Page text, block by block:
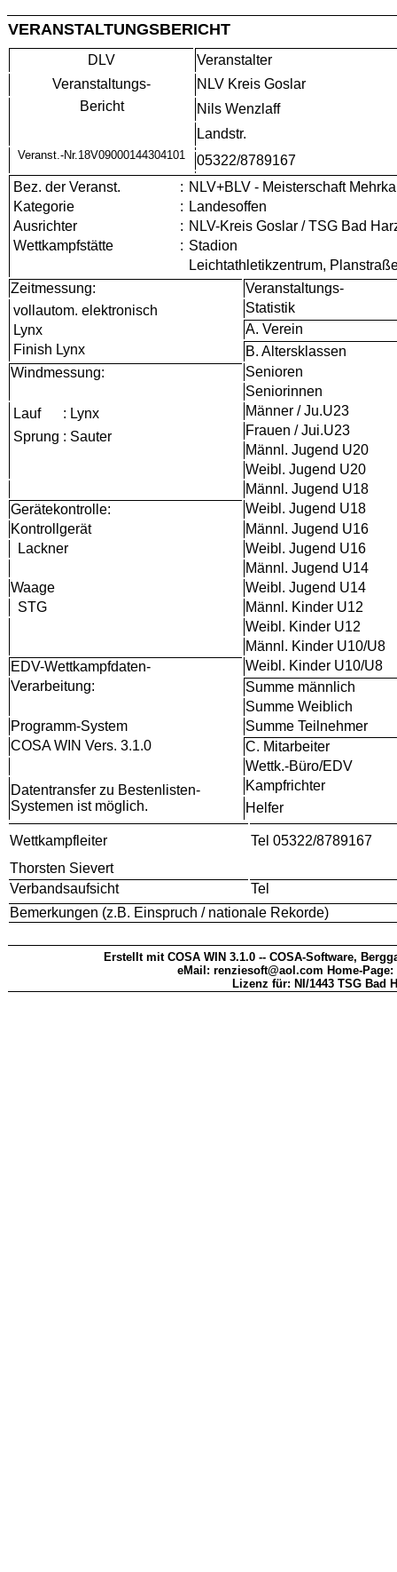
VERANSTALTUNGSBERICHT
DLV
Veranstalter
Veranstaltungs-
NLV Kreis Goslar
Bericht
Nils Wenzlaff
Landstr.
Veranst.-Nr.18V09000144304101
05322/8789167
Bez. der Veranst.
: NLV+BLV - Meisterschaft
Kategorie
: Landesoffen
Ausrichter
: NLV-Kreis Goslar / TSG Bad
Wettkampfstätte
: Stadion
Leichtathletikzentrum,
Zeitmessung:
Veranstaltungs-
vollautom. elektronisch
Lynx
Finish Lynx
Statistik
A. Verein
B. Altersklassen
Windmessung:
Senioren
Seniorinnen
Lauf
: Lynx
Sprung : Sauter
Männer / Ju.U23
Frauen / Jui.U23
Männl. Jugend U20
Weibl. Jugend U20
Männl. Jugend U18
Gerätekontrolle:
Weibl. Jugend U18
Kontrollgerät
Männl. Jugend U16
Lackner
Weibl. Jugend U16
Männl. Jugend U14
Waage
Weibl. Jugend U14
STG
Männl. Kinder U12
Weibl. Kinder U12
Männl. Kinder U10/U8
EDV-Wettkampfdaten-
Weibl. Kinder U10/U8
Verarbeitung:
Summe männlich
Summe Weiblich
Programm-System
Summe Teilnehmer
COSA WIN Vers. 3.1.0
C. Mitarbeiter
Wettk.-Büro/EDV
Datentransfer zu Bestenlisten-
Systemen ist möglich.
Kampfrichter
Helfer
Wettkampfleiter
Tel 05322/8789167
Thorsten Sievert
Verbandsaufsicht
Tel
Bemerkungen (z.B. Einspruch / nationale Rekorde)
Erstellt mit COSA WIN 3.1.0 -- COSA-Software,
eMail: renziesoft@aol.com Home-Page:
Lizenz für: NI/1443 TSG Bad